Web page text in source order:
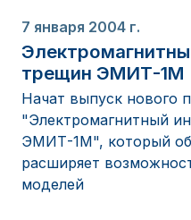
7 января 2004 г.
трещин ЭМИТ-1М
Начат выпуск нового
"Электромагнитный
ЭМИТ-1М", который
расширяет
моделей